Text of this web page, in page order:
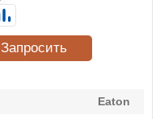
Eaton
Запросить